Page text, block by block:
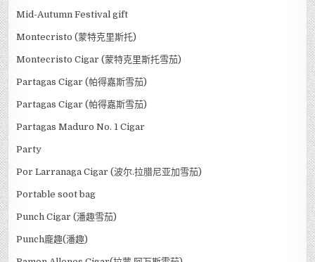
Fonseca Cigar (古巴豐塞卡雪茄)
H. Upmann
H. Upmann Cigar(乌普曼雪茄)
Habanos 2015 Releases Confirmed
Hoyo de Monterrey
La Gloria
Mid-Autumn Festival gift
Montecristo (蒙特克里斯托)
Montecristo Cigar (蒙特克里斯托雪茄)
Partagas Cigar (帕得嘉斯雪茄)
Partagas Cigar (帕得嘉斯雪茄)